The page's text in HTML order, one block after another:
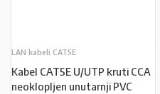
LAN kabeli CAT5E
Kabel CAT5E U/UTP kruti CCA
neoklopljen unutarnji PVC